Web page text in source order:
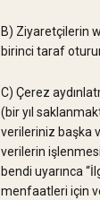
B) Ziyaretçilerin
birinci taraf
C) Çerez
(bir yıl
verileriniz başka
verilerin
bendi uyarınca
menfaatleri için